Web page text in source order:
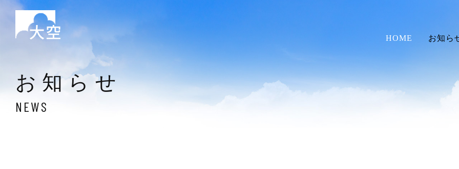
HOME お知ら
お知らせ
NEWS